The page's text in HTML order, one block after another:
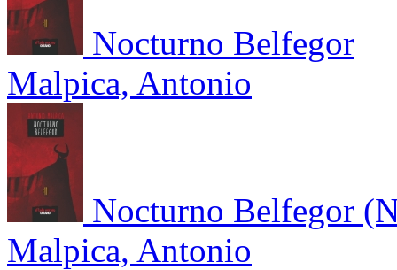
Nocturno Belfegor
Malpica, Antonio
Nocturno Belfegor
Malpica, Antonio